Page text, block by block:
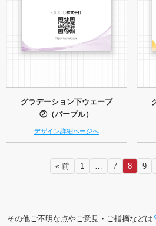
グラデーション下ウェーブ
②（パープル）
デザイン詳細ページへ
« 前 1 … 7 8 9
その他ご不明な点やご意見・ご指摘などは